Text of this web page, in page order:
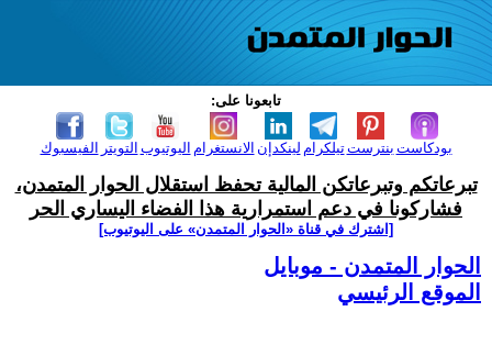
تابعونا على:
الفيسبوك التويتر اليوتيوب الانستغرام لينكدإن تيلكرامبنترست بودكاست
تبرعاتكم وتبرعاتكن المالية تحفظ استقلال الحوار المتمدن،
فشاركونا في دعم استمرارية هذا الفضاء اليساري الحر
[اشترك في قناة ‫«الحوار المتمدن» على اليوتيوب]
الحوار المتمدن - موبايل
الموقع الرئيسي